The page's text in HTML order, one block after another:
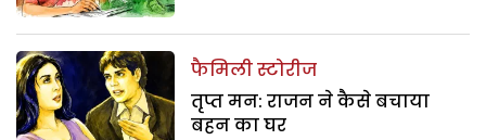
फैमिली स्टोरीज
तृप्त मन: राजन ने कैसे बचाया
बहन का घर